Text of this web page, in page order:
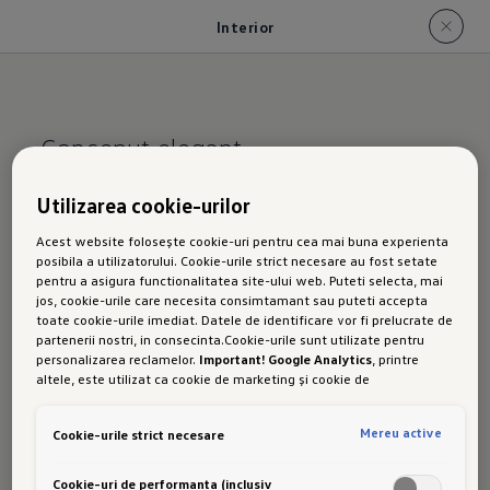
Interior
Conceput elegant.
Interior
Utilizarea cookie-urilor
Acest website folosește cookie-uri pentru cea mai buna experienta
posibila a utilizatorului. Cookie-urile strict necesare au fost setate
pentru a asigura functionalitatea site-ului web. Puteti selecta, mai
jos, cookie-urile care necesita consimtamant sau puteti accepta
toate cookie-urile imediat. Datele de identificare vor fi prelucrate de
partenerii nostri, in consecinta.Cookie-urile sunt utilizate pentru
personalizarea reclamelor. Important! Google Analytics, printre
altele, este utilizat ca cookie de marketing și cookie de
protectie a datelor decat Uniunea Europeana. Prin urmare, nu poate
date datorita legislatiei actuale. Ca urmare, interferenta cu
Cookie-urile strict necesare Mereu active
Cookie-uri de performanta (inclusiv